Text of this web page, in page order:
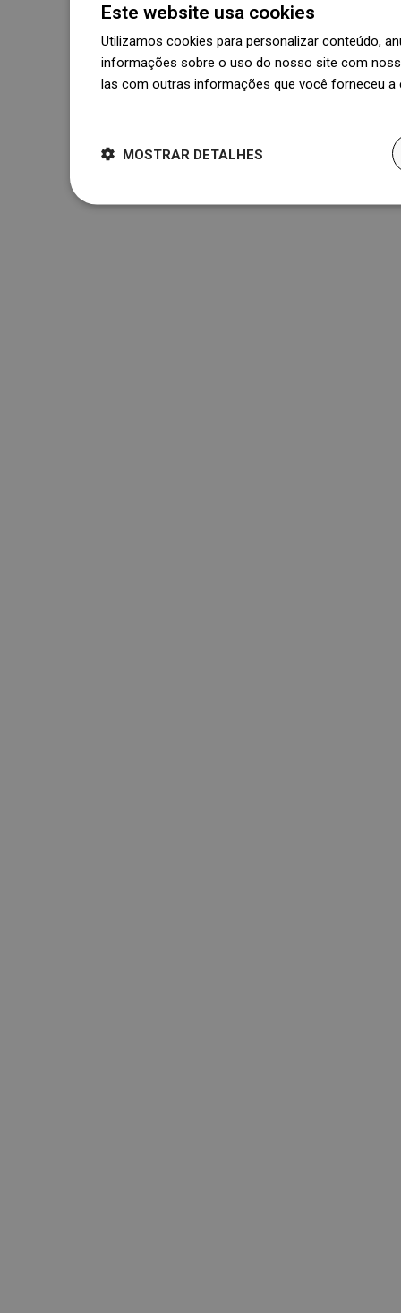
Este website usa cookies
Utilizamos cookies para personalizar conteúdo,
informações sobre o uso do nosso site com
las com outras informações que você forneceu
MOSTRAR DETALHES